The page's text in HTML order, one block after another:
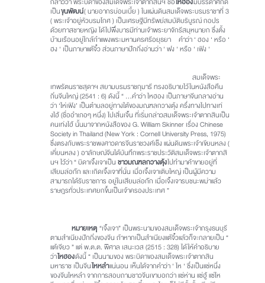
กล่าวว่า พระบิดาของสมเด็จพระเจ้าตากสินฯ ชื่อ ไหฮอง มีบรรดาศักดิ์
เป็น ขุนพัฒน์ ( นายอากรบ่อนเบี้ย ) ในแผ่นดินสมเด็จพระบรมราชาที่ 3
( พระเจ้าอยู่หัวบรมโกศ ) เป็นเศรษฐีมีทรัพย์สมบัติบริบูรณ์ กอปร
ด้วยทาสชายหญิง ได้ไปพึ่งบารมีท่านเจ้าพระยาจักรีสมุหนายก ซึ่งตั้ง
บ้านเรือนอยู่ใกล้กำแพงพระมหานครศรีอยุธยา คำว่า ‘ ฮอง ‘ หรือ ‘
ฮง ‘ เป็นภาษาแต้จิ๋ว ส่วนภาษาปักกิ่งอ่านว่า ‘ ฟง ‘ หรือ ‘ เฟิง ‘
สมเด็จพระ
เทพรัตนราชสุดาฯ สยามบรมราชกุมารี ทรงอธิบายไว้ในหนังสือคืน
ถิ่นจีนใหญ่ (2541 : 6) ดังนี้ “ …คำว่า ไหฮอง เป็นภาษาจีนกลางอ่าน
ว่า ‘ไห่เฟิง’ เป็นตำบลอยู่ทางใต้ของมณฑลกวางตุ้ง ครึ่งทางไปทางเท่
งไฮ้ (ชื่ออำเภอๆ หนึ่ง) ไปเสิ่นเจิ้น ที่เริ่มกล่าวสมเด็จพระเจ้าตากสินเป็น
คนเท่งไฮ้ นั้นมาจากหนังสือของ G. William Skinner เรื่อง Chinese
Society in Thailand (New York : Cornell University Press, 1975)
ซึ่งตรงกับพระราชพงศาวดารจีนราชวงศ์เช็ง แผ่นดินพระเจ้าเขียนหลง (
เคี่ยนหลง ) อาลักษณ์จีนได้บันทึกพระราชประวัติสมเด็จพระเจ้าตากสิ
นฯ ไว้ว่า “ บิดาเจิ้งเจาเป็น ชาวมณฑลกวางตุ้ง ไปทำมาค้าขายอยู่ที่
เสียมล่อก๊ก และเกิดเจิ้งเจาที่นั่น เมื่อเจิ้งเจาเติบใหญ่ เป็นผู้มีความ
สามารถได้รับราชการ อยู่ในเสียมล่อก๊ก เมื่อเจิ้งเจารบชนะพม่าแล้ว
ราษฎรทั่วประเทศยกขึ้นเป็นเจ้าครองประเทศ ”
หมายเหตุ “เจิ้งเจา” เป็นพระนามของสมเด็จพระเจ้ากรุงธนบุรี
ตามสำเนียงปักกิ่งของจีน ถ้าหากเป็นสำเนียงแต้จิ๋วแล้วก็จะกลายเป็น “
แต้เจียว ” แต่ พ.ต.ต. พิศาล เสนะเวส (2515 : 328) ได้ให้คำอธิบาย
ว่า ไหฮอง ดังนี้ “ เป็นนามของ พระบิดาของสมเด็จพระเจ้าตากสิน
มหาราช เป็นจีน ไหหลำ แน่นอน เห็นได้จากคำว่า ‘ ไห ‘ ซึ่งเป็นแซ่หนึ่ง
ของจีนไหหลำ จากการสอบถามชาวจีนเขาบอกว่า แซ่ห่าน แซ่ฮู้ แซ่ไห